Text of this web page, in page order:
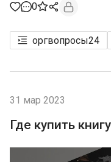
0
оргвопросы24
31 мар 2023
Где купить